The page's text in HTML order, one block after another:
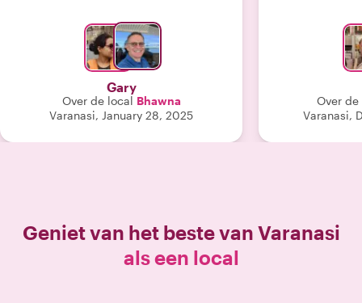
Gary
Over de local Bhawna
Varanasi, January 28, 2025
hij is
een relaxte
Varanasi's
regelde
plaatsen op
kregen bij de
en naar
Over
Varanasi,
Geniet van het beste van Varanasi
als een local